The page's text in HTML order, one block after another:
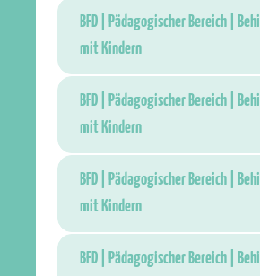
BFD | Pädagogischer Bereich |
mit Kindern
BFD | Pädagogischer Bereich |
mit Kindern
BFD | Pädagogischer Bereich |
mit Kindern
BFD | Pädagogischer Bereich |